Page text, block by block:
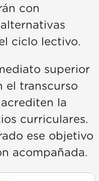
con
ciclo lectivo.
superior
el transcurso
la
curriculares.
ese objetivo
acompañada.